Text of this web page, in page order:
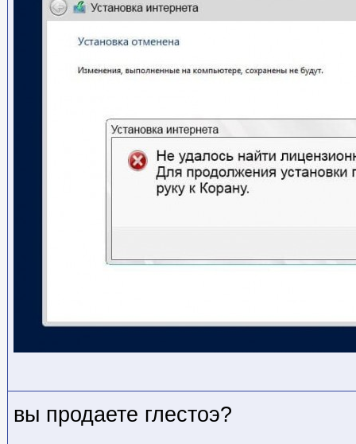
вы продаете глестоэ?